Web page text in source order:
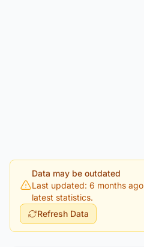
Data may be outdated
Last updated: 6 months ago
latest statistics.
Refresh Data